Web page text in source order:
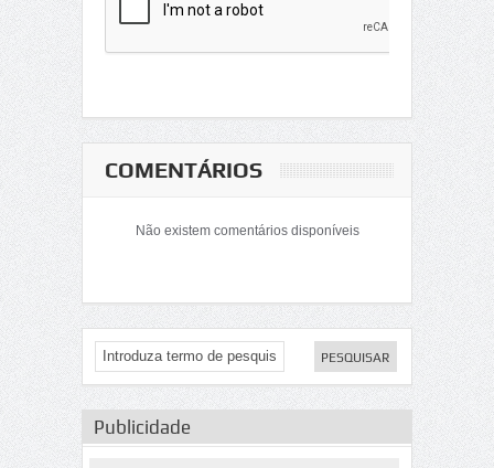
COMENTÁRIOS
Não existem comentários disponíveis
Publicidade